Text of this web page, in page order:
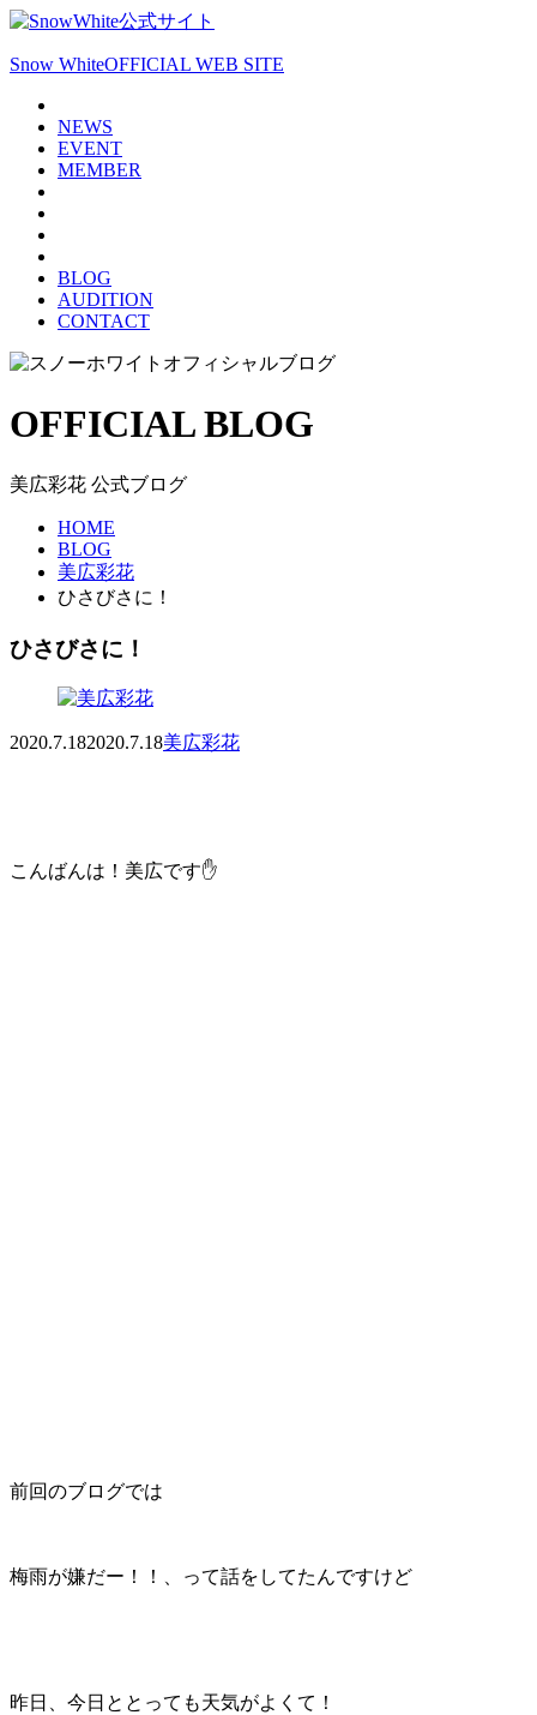
Snow WhiteOFFICIAL WEB SITE
NEWS
EVENT
MEMBER
BLOG
AUDITION
CONTACT
OFFICIAL BLOG
美広彩花 公式ブログ
HOME
BLOG
美広彩花
ひさびさに！
ひさびさに！
2020.7.182020.7.18美広彩花
こんばんは！美広です✋
前回のブログでは
梅雨が嫌だー！！、って話をしてたんですけど
昨日、今日ととっても天気がよくて！